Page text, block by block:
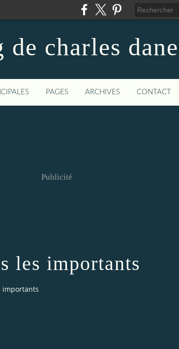
de charles
PAGES ARCHIVES CONTACT
Publicité
les importants
importants